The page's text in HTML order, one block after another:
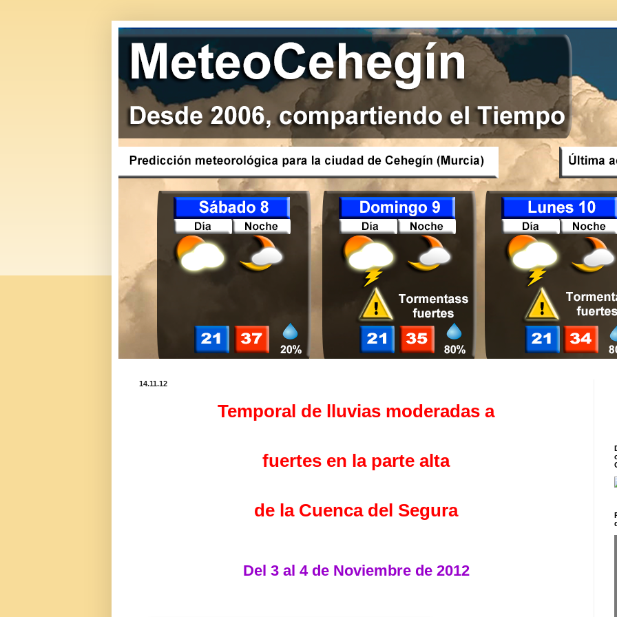
14.11.12
Temporal de lluvias moderadas a
fuertes en la parte alta
de la Cuenca del Segura
Del 3 al 4 de Noviembre de 2012